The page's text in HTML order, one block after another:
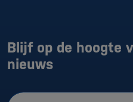
Blijf op de hoogte
nieuws